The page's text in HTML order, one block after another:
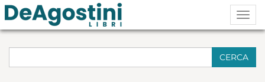
CERCA